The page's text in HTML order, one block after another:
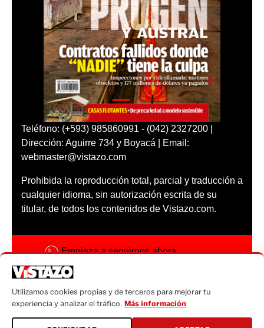
Teléfono: (+593) 985860991 - (042) 2327200 |
Dirección: Aguirre 734 y Boyacá | Email:
webmaster@vistazo.com
Prohibida la reproducción total, parcial y traducción a
cualquier idioma, sin autorización escrita de su
titular, de todos los contenidos de Vistazo.com.
Empieza a seguirnos ahora
Código ética
Sugerencias a:
Utilizamos cookies propias y de terceros para mejorar tu
experiencia y analizar el tráfico. Más información